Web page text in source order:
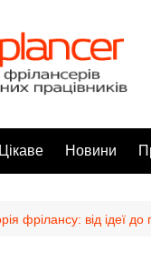
Цікаве Новини
фрілансу: від ідеї